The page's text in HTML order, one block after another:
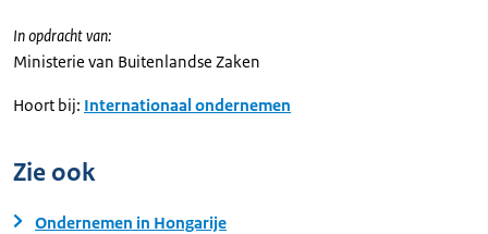
In opdracht van:
Ministerie van Buitenlandse Zaken
Hoort bij: Internationaal ondernemen
Zie ook
Ondernemen in Hongarije